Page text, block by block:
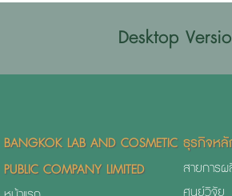
Desktop
BANGKOK LAB AND COSMETIC
PUBLIC COMPANY LIMITED
ธุรกิจห
สายการ
ศูนย์วิจัย